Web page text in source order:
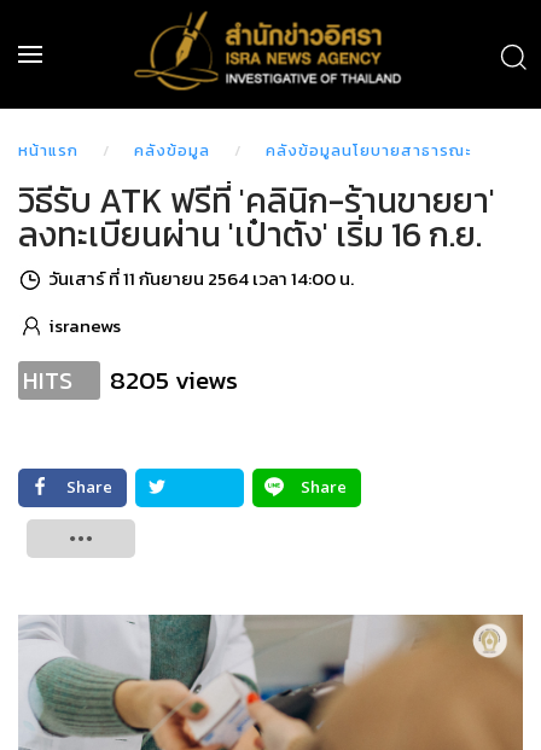
หน้าแรก คลังข้อมูล คลังข้อมูลนโยบายสาธารณะ
วิธีรับ ATK ฟรีที่ 'คลินิก-ร้านขายยา'
ลงทะเบียนผ่าน 'เป๋าตัง' เริ่ม 16 ก.ย.
วันเสาร์ ที่ 11 กันยายน 2564 เวลา 14:00 น.
isranews
HITS 8205 views
Share
Share